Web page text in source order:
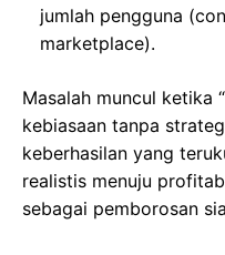
jumlah pengguna
marketplace).
Masalah muncul ketika
kebiasaan tanpa
keberhasilan yang
realistis menuju
sebagai pemborosan